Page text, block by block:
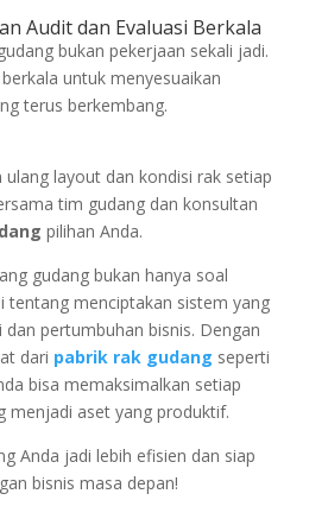
Audit dan Evaluasi Berkala
bukan pekerjaan sekali jadi.
untuk menyesuaikan
terus berkembang.
ulang layout dan kondisi rak setiap
tim gudang dan konsultan
pilihan Anda.
gudang bukan hanya soal
tentang menciptakan sistem yang
pertumbuhan bisnis. Dengan
dari pabrik rak gudang seperti
bisa memaksimalkan setiap
menjadi aset yang produktif.
Anda jadi lebih efisien dan siap
bisnis masa depan!